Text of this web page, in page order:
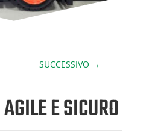
SUCCESSIVO →
E SICURO